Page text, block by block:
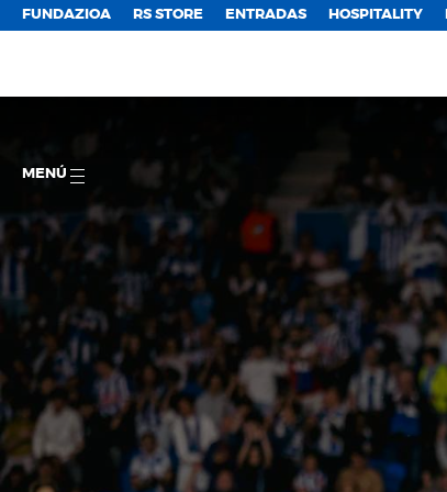
FUNDAZIOA RS STORE ENTRADAS HOSPITALITY
MENÚ